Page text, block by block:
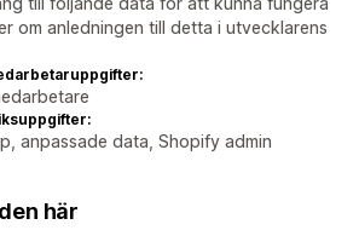
om anledningen till detta i utvecklarens
anpassade data, Shopify admin
här